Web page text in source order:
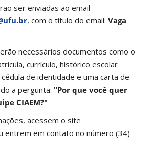
ser enviadas ao email
, com o título do email: Vaga
necessários documentos como o
currículo, histórico escolar
de identidade e uma carta de
a pergunta: "Por que você quer
CIAEM?"
acessem o site
entrem em contato no número (34)